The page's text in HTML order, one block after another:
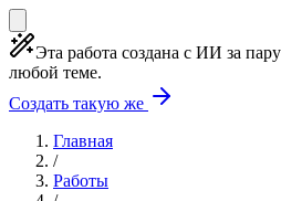
Эта работа создана с ИИ за
любой теме.
Создать такую же
Главная
/
Работы